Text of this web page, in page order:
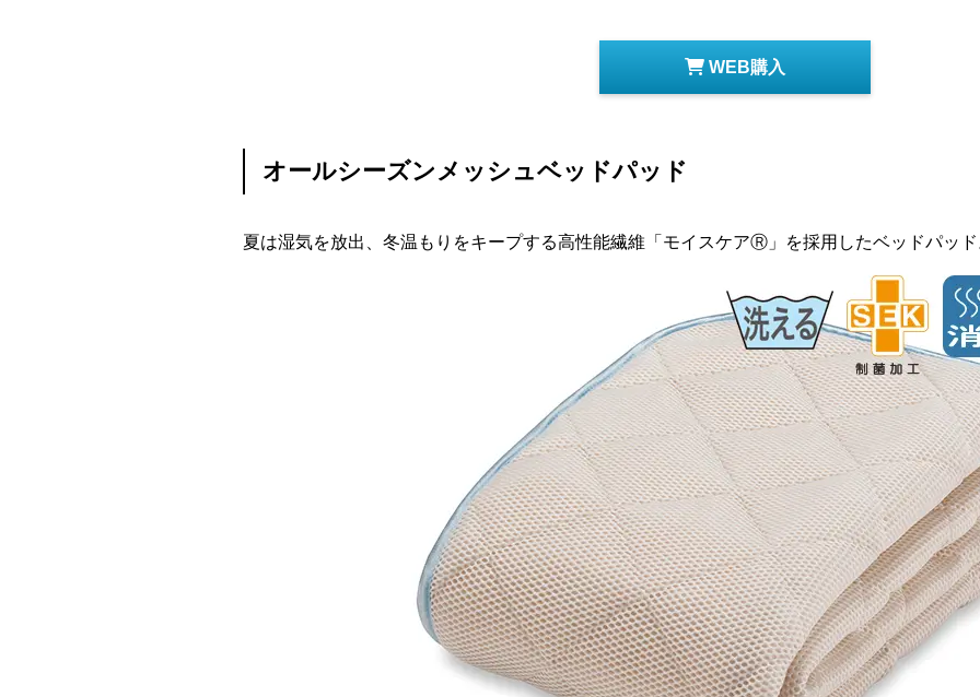
WEB購入
オールシーズンメッシュベッドパッド
夏は湿気を放出、冬温もりをキープする高性能繊維「モイスケアⓇ」を採用したベッドパッ